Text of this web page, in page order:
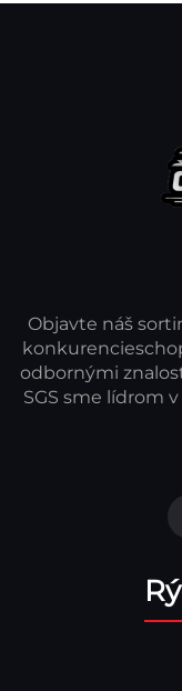
Objavte náš
odbornými
SGS sme lídrom